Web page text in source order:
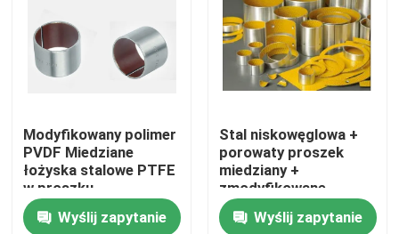
Dom
Modyfikowany polimer
PVDF Miedziane
łożyska stalowe PTFE
w proszku
Wyślij zapytanie
Stal niskowęglowa +
porowaty proszek
miedziany +
zmodyfikowane
łożysko otworu z
poliformaldehydu
Wyślij zapytanie